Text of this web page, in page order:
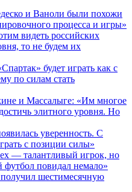
и Ваноли были похожи
процесса и игры»
видеть российских
то не будем их
будет играть как с
по силам стать
и Массалыге: «Им многое
элитного уровня. Но
уверенность. С
с позиции силы»
— талантливый игрок, но
футбол повидал немало»
шестимесячную